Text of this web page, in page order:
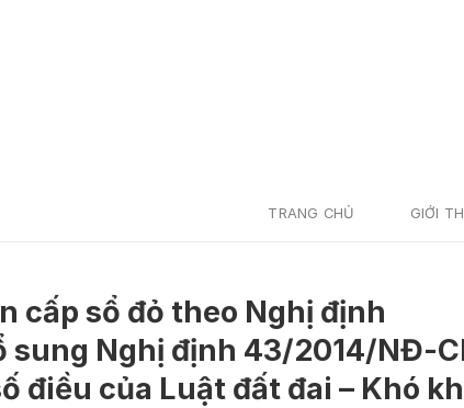
TRANG CHỦ GIỚI
cấp sổ đỏ theo Nghị định
sung Nghị định 43/2014/NĐ-
điều của Luật đất đai – Khó